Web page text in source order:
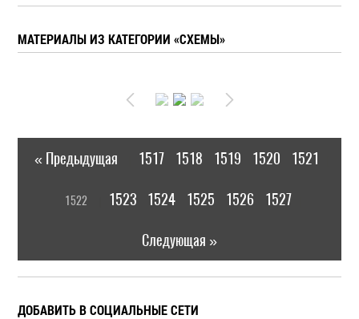
МАТЕРИАЛЫ ИЗ КАТЕГОРИИ «СХЕМЫ»
« Предыдущая 1517 1518 1519 1520 1521
1522 1523 1524 1525 1526 1527
Следующая »
ДОБАВИТЬ В СОЦИАЛЬНЫЕ СЕТИ